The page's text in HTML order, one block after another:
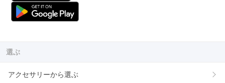
選ぶ
アクセサリーから選ぶ